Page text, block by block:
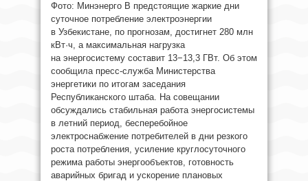
Фото: Минэнерго В предстоящие жаркие дни
суточное потребление электроэнергии
в Узбекистане, по прогнозам, достигнет 280 млн
кВт·ч, а максимальная нагрузка
на энергосистему составит 13−13,3 ГВт. Об этом
сообщила пресс-служба Министерства
энергетики по итогам заседания
Республиканского штаба. На совещании
обсуждались стабильная работа энергосистемы
в летний период, бесперебойное
электроснабжение потребителей в дни резкого
роста потребления, усиление круглосуточного
режима работы энергообъектов, готовность
аварийных бригад и ускорение плановых